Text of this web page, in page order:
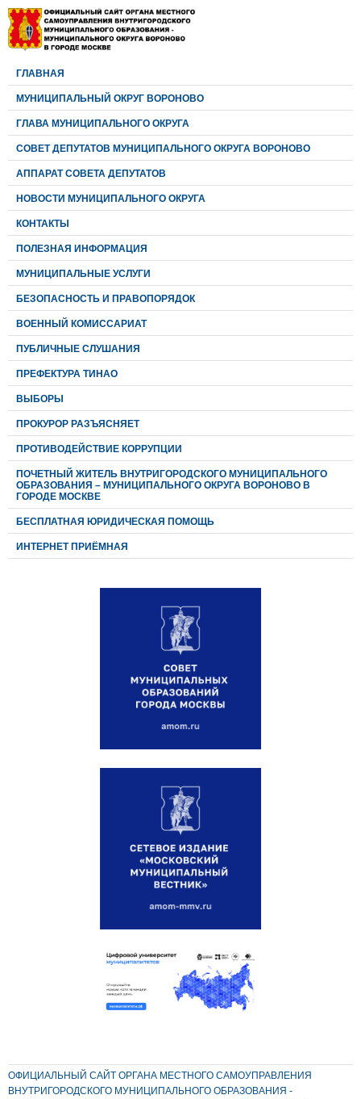
ГЛАВНАЯ
МУНИЦИПАЛЬНЫЙ ОКРУГ ВОРОНОВО
ГЛАВА МУНИЦИПАЛЬНОГО ОКРУГА
CОВЕТ ДЕПУТАТОВ МУНИЦИПАЛЬНОГО ОКРУГА ВОРОНОВО
АППАРАТ СОВЕТА ДЕПУТАТОВ
НОВОСТИ МУНИЦИПАЛЬНОГО ОКРУГА
КОНТАКТЫ
ПОЛЕЗНАЯ ИНФОРМАЦИЯ
МУНИЦИПАЛЬНЫЕ УСЛУГИ
БЕЗОПАСНОСТЬ И ПРАВОПОРЯДОК
ВОЕННЫЙ КОМИССАРИАТ
ПУБЛИЧНЫЕ СЛУШАНИЯ
ПРЕФЕКТУРА ТИНАО
ВЫБОРЫ
ПРОКУРОР РАЗЪЯСНЯЕТ
ПРОТИВОДЕЙСТВИЕ КОРРУПЦИИ
ПОЧЕТНЫЙ ЖИТЕЛЬ ВНУТРИГОРОДСКОГО МУНИЦИПАЛЬНОГО
ОБРАЗОВАНИЯ – МУНИЦИПАЛЬНОГО ОКРУГА ВОРОНОВО В
ГОРОДЕ МОСКВЕ
БЕСПЛАТНАЯ ЮРИДИЧЕСКАЯ ПОМОЩЬ
ИНТЕРНЕТ ПРИЁМНАЯ
ОФИЦИАЛЬНЫЙ САЙТ ОРГАНА МЕСТНОГО САМОУПРАВЛЕНИЯ
ВНУТРИГОРОДСКОГО МУНИЦИПАЛЬНОГО ОБРАЗОВАНИЯ -